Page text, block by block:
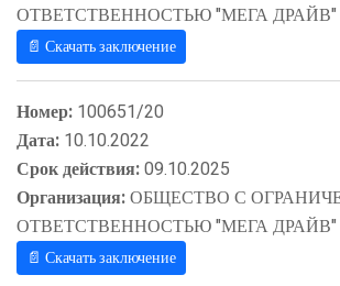
ОТВЕТСТВЕННОСТЬЮ "МЕГА ДРАЙВ"
📄 Скачать заключение
Номер: 100651/20
Дата: 10.10.2022
Срок действия:09.10.2025
Организация:ОБЩЕСТВО С
ОТВЕТСТВЕННОСТЬЮ "МЕГА ДРАЙВ"
📄 Скачать заключение